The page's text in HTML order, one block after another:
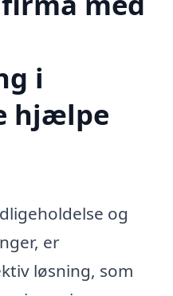
i
hjælpe
og
er
løsning, som